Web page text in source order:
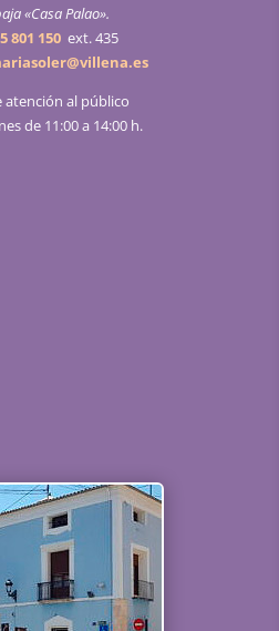
«Casa Palao».
801 150ext. 435
atención al público
de 11:00 a 14:00 h.